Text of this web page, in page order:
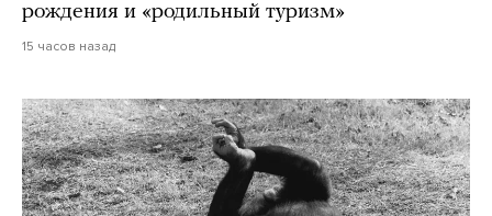
рождения и «родильный туризм»
15 часов назад